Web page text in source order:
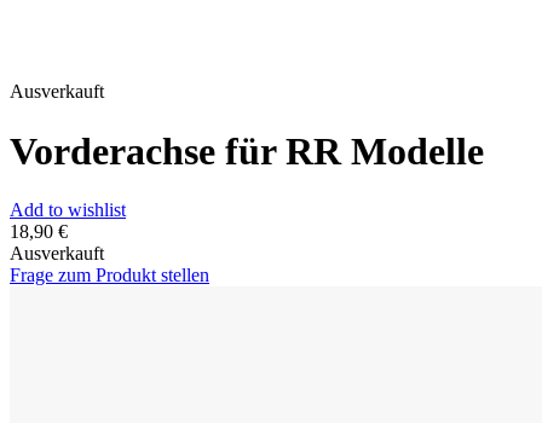
Ausverkauft
Vorderachse für RR Modelle
Add to wishlist
18,90 €
Ausverkauft
Frage zum Produkt stellen